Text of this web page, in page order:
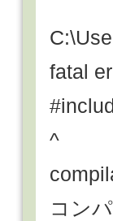
fatal
^
コン